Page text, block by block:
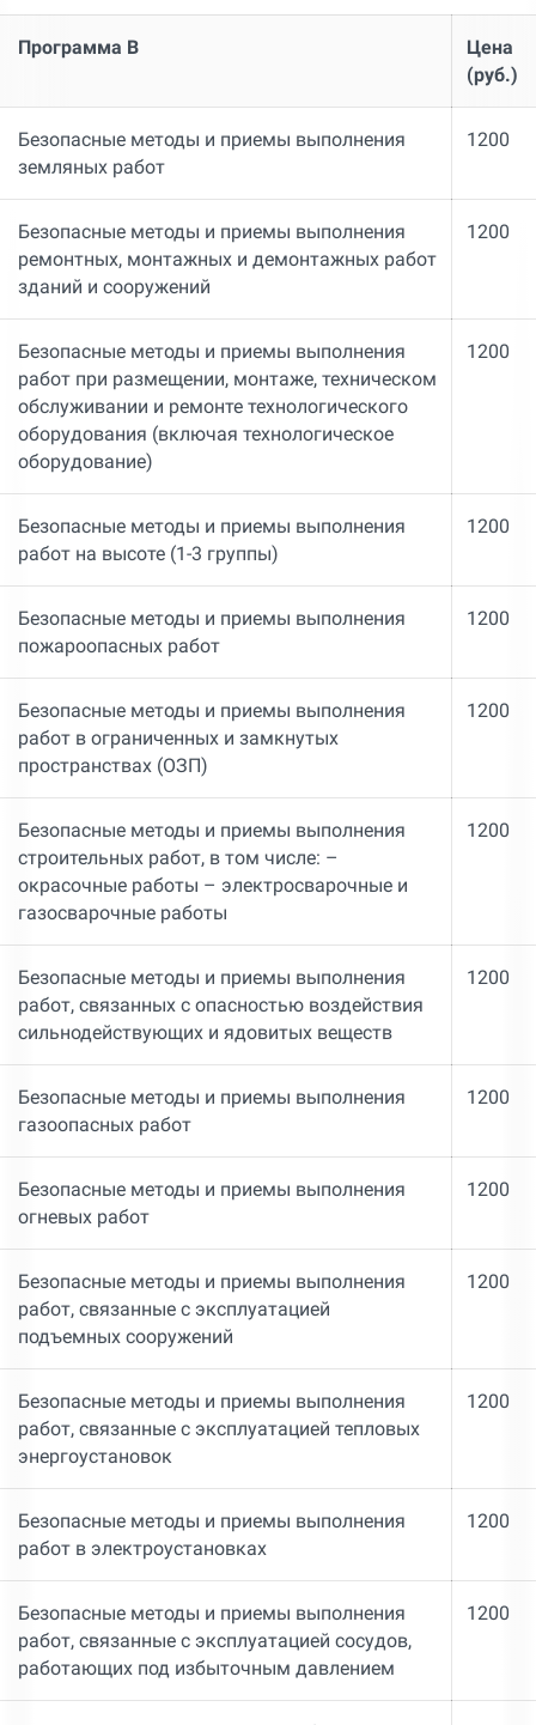
Программа В
Цена
(руб.)
Безопасные методы и приемы выполнения
земляных работ
1200
Безопасные методы и приемы выполнения
ремонтных, монтажных и демонтажных работ
зданий и сооружений
1200
Безопасные методы и приемы выполнения
работ при размещении, монтаже, техническом
обслуживании и ремонте технологического
оборудования (включая технологическое
оборудование)
1200
Безопасные методы и приемы выполнения
работ на высоте (1-3 группы)
1200
Безопасные методы и приемы выполнения
пожароопасных работ
1200
Безопасные методы и приемы выполнения
работ в ограниченных и замкнутых
пространствах (ОЗП)
1200
Безопасные методы и приемы выполнения
строительных работ, в том числе: –
окрасочные работы – электросварочные и
газосварочные работы
1200
Безопасные методы и приемы выполнения
работ, связанных с опасностью воздействия
сильнодействующих и ядовитых веществ
1200
Безопасные методы и приемы выполнения
газоопасных работ
1200
Безопасные методы и приемы выполнения
огневых работ
1200
Безопасные методы и приемы выполнения
работ, связанные с эксплуатацией
подъемных сооружений
1200
Безопасные методы и приемы выполнения
работ, связанные с эксплуатацией тепловых
энергоустановок
1200
Безопасные методы и приемы выполнения
работ в электроустановках
1200
Безопасные методы и приемы выполнения
работ, связанные с эксплуатацией сосудов,
работающих под избыточным давлением
1200